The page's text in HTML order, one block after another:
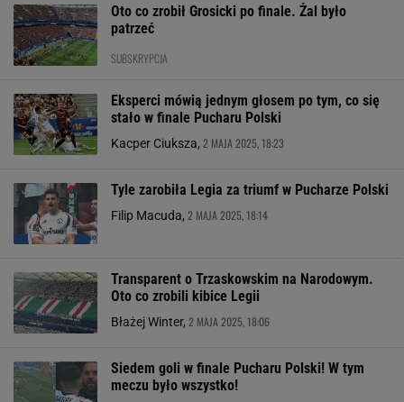
Oto co zrobił Grosicki po finale. Żal było
patrzeć
SUBSKRYPCJA
Eksperci mówią jednym głosem po tym, co się
stało w finale Pucharu Polski
Kacper Ciuksza, 2 MAJA 2025, 18:23
Tyle zarobiła Legia za triumf w Pucharze Polski
Filip Macuda, 2 MAJA 2025, 18:14
Transparent o Trzaskowskim na Narodowym.
Oto co zrobili kibice Legii
Błażej Winter, 2 MAJA 2025, 18:06
Siedem goli w finale Pucharu Polski! W tym
meczu było wszystko!